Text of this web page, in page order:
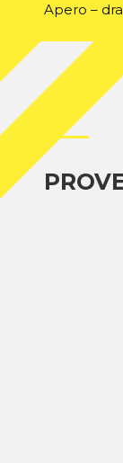
Apero –